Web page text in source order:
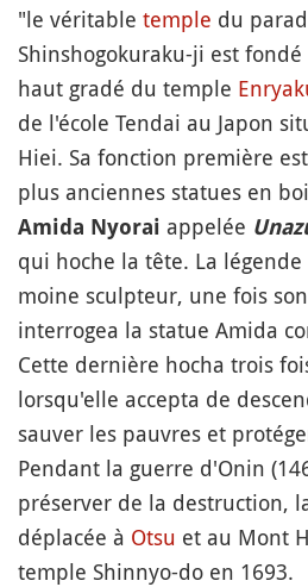
"le véritable temple du
Shinshogokuraku-ji est
haut gradé du temple
de l'école Tendai au Japon
Hiei. Sa fonction première
plus anciennes statues en
Amida Nyorai appelée
qui hoche la tête. La
moine sculpteur, une fois
interrogea la statue Amida
Cette dernière hocha trois
lorsqu'elle accepta de
sauver les pauvres et
Pendant la guerre d'Onin
préserver de la destruction,
déplacée à Otsu et au Mont
temple Shinnyo-do en 1693.